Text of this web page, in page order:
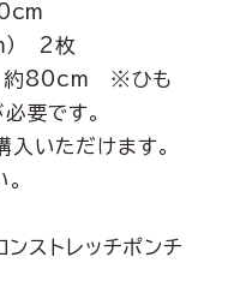
） 2枚
） 約80cm ※ひも
要です。
いただけます。
ンストレッチポンチ